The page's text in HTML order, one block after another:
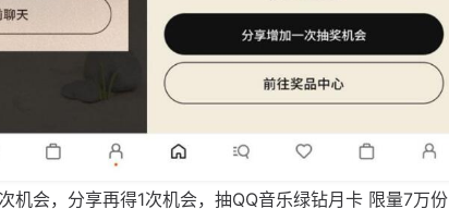
机会，分享再得1次机会，抽QQ音乐绿钻月卡 限量7万份